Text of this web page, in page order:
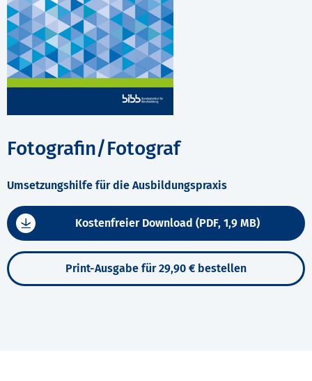
Fotografin/Fotograf
Umsetzungshilfe für die Ausbildungspraxis
Kostenfreier Download (PDF, 1,9 MB)
Print-Ausgabe für 29,90 € bestellen